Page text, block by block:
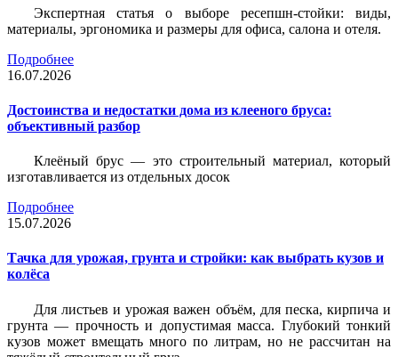
Экспертная статья о выборе ресепшн-стойки: виды,
материалы, эргономика и размеры для офиса, салона и отеля.
Подробнее
16.07.2026
Достоинства и недостатки дома из клееного бруса:
объективный разбор
Клеёный брус — это строительный материал, который
изготавливается из отдельных досок
Подробнее
15.07.2026
Тачка для урожая, грунта и стройки: как выбрать кузов и
колёса
Для листьев и урожая важен объём, для песка, кирпича и
грунта — прочность и допустимая масса. Глубокий тонкий
кузов может вмещать много по литрам, но не рассчитан на